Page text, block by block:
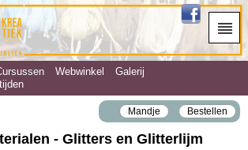
Webwinkel
Galerij
Mandje Bestellen
- Glitters en Glitterlijm